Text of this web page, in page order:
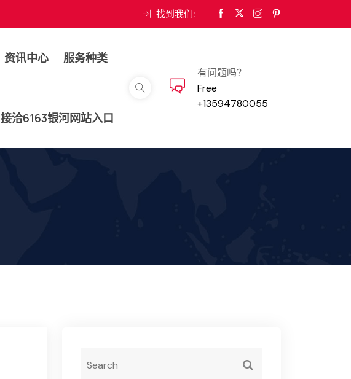
找到我们:
资讯中心 服务种类
接洽6163银河网站入口
有问题吗？
Free
+13594780055